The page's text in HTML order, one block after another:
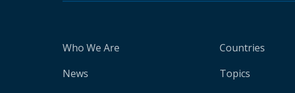
Who We Are
News
Countries
Topics